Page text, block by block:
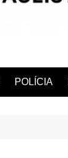
POLÍCIA